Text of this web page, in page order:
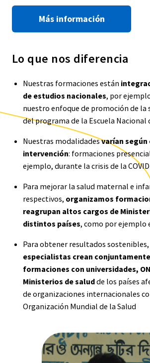
Más información
Lo que nos diferencia
Nuestras formaciones están
de estudios nacionales, por
nuestro enfoque de promoción de la
del programa de la Escuela Nacional
Nuestras modalidadesvarían
intervención: formaciones
ejemplo, durante la crisis de la
Para mejorar la salud maternal e
respectivos, organizamos
reagrupan altos cargos de
distintos países, como por ejemplo
Para obtener resultados sostenibles,
especialistas crean
formaciones con universidades,
Ministerios de saludde los países
de organizaciones internacionales
Organización Mundial de la Salud